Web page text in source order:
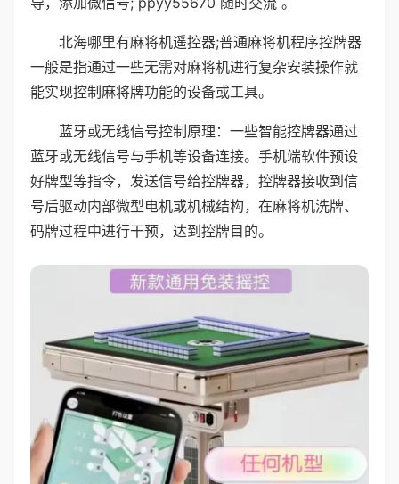
北海哪里有麻将机遥控器;普通麻将机程序控牌器
一般是指通过一些无需对麻将机进行复杂安装操作就
能实现控制麻将牌功能的设备或工具。
蓝牙或无线信号控制原理：一些智能控牌器通过
蓝牙或无线信号与手机等设备连接。手机端软件预设
好牌型等指令，发送信号给控牌器，控牌器接收到信
号后驱动内部微型电机或机械结构，在麻将机洗牌、
码牌过程中进行干预，达到控牌目的。